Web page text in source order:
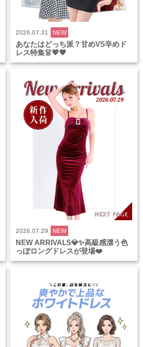
2026.07.31 NEW
あなたはどっち派？甘めVS辛めド
レス特集👗💖🖤
2026.07.29 NEW
NEW ARRIVALS💎✨高級感漂う色
っぽロングドレスが登場❤️